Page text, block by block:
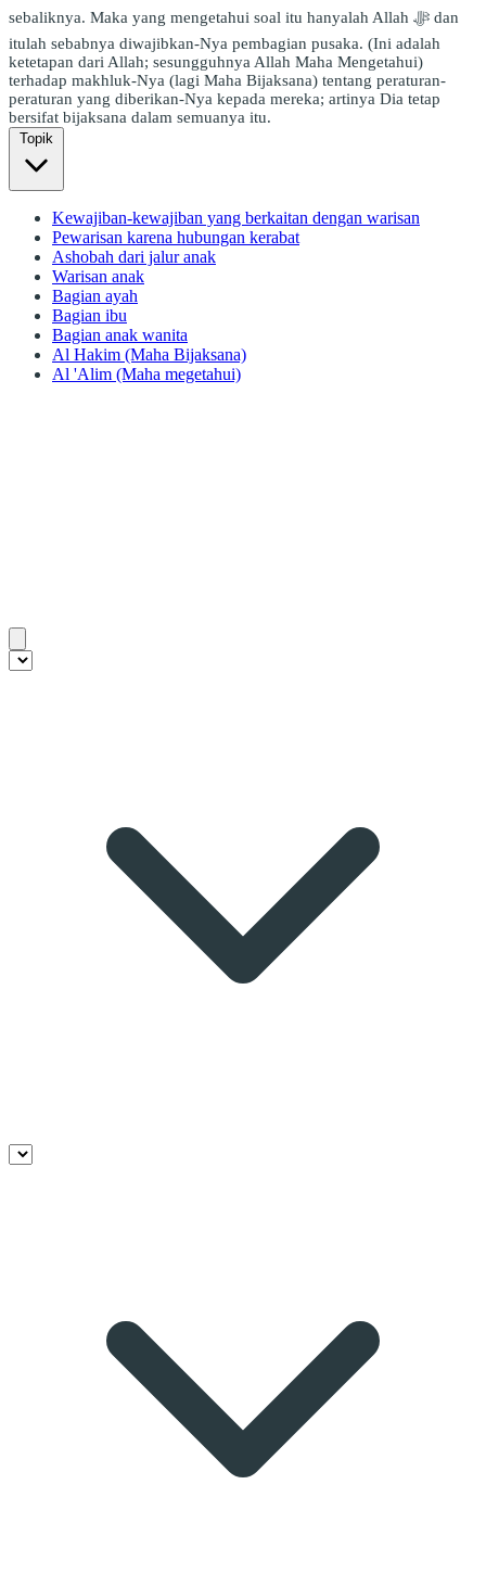
sebaliknya. Maka yang mengetahui soal itu hanyalah Allah ﷻ dan
itulah sebabnya diwajibkan-Nya pembagian pusaka. (Ini adalah
ketetapan dari Allah; sesungguhnya Allah Maha Mengetahui)
terhadap makhluk-Nya (lagi Maha Bijaksana) tentang peraturan-
peraturan yang diberikan-Nya kepada mereka; artinya Dia tetap
bersifat bijaksana dalam semuanya itu.
Topik
Kewajiban-kewajiban yang berkaitan dengan warisan
Pewarisan karena hubungan kerabat
Ashobah dari jalur anak
Warisan anak
Bagian ayah
Bagian ibu
Bagian anak wanita
Al Hakim (Maha Bijaksana)
Al 'Alim (Maha megetahui)